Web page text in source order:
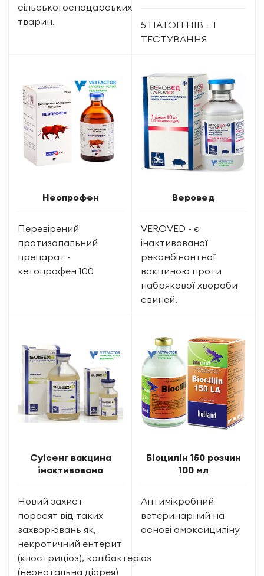
сільськогосподарських
тварин.
5 ПАТОГЕНІВ = 1
ТЕСТУВАННЯ
Неопрофен
Перевірений
протизапальний
препарат -
кетопрофен 100
Веровед
VEROVED - є
інактивованої
рекомбінантної
вакциною проти
набрякової хвороби
свиней.
Суісенг вакцина
інактивована
Новий захист
поросят від таких
захворювань як,
некротичний ентерит
(клостридіоз), колібактеріоз
(неонатальна діарея)
Біоцилін 150 розчин
100 мл
Антимікробний
ветеринарний на
основі амоксициліну